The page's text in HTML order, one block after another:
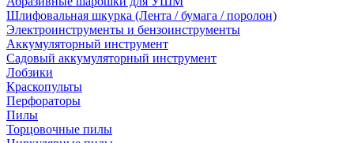
Шлифовальная шкурка (Лента / бумага / поролон)
Электроинструменты и бензоинструменты
Аккумуляторный инструмент
Садовый аккумуляторный инструмент
Лобзики
Краскопульты
Перфораторы
Пилы
Торцовочные пилы